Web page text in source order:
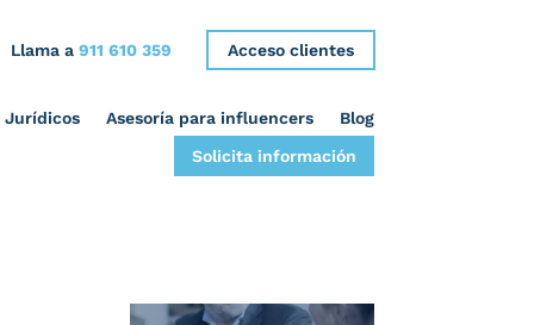
Llama a 911 610 359 Acceso clientes
Jurídicos Asesoría para influencers
Blog
Solicita información